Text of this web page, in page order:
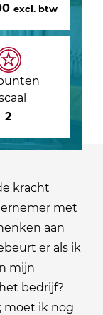
excl. btw
2
kracht
met
aan
er als ik
mijn
bedrijf?
moet ik nog